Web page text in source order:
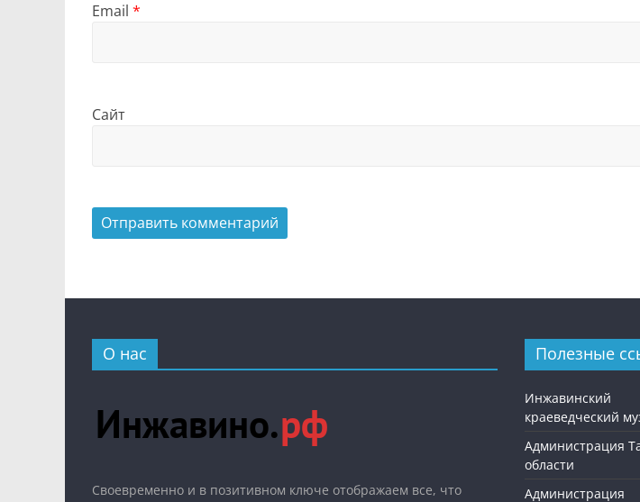
Email *
Сайт
О нас
Cвоевременно и в позитивном ключе отображаем все, что
Полезные
Инжавинский
краеведческий
Администрация
области
Администрация